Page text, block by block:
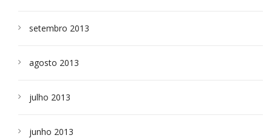
setembro 2013
agosto 2013
julho 2013
junho 2013